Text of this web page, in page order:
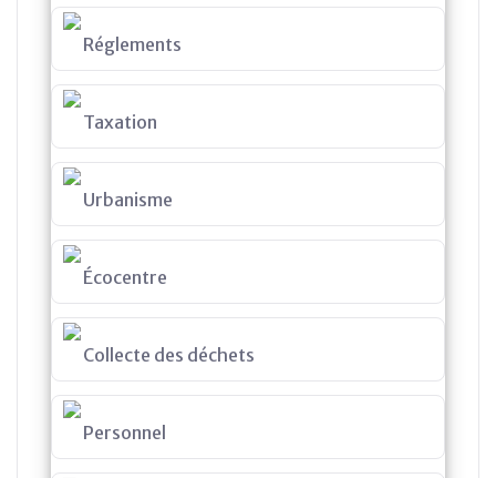
Réglements
Taxation
Urbanisme
Écocentre
Collecte des déchets
Personnel